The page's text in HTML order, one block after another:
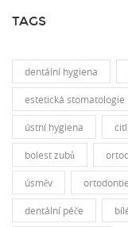
TAGS
dentální hygiena
estetická stomatologie
ústní hygiena
bolest zubů
úsměv ortodontie
dentální péče